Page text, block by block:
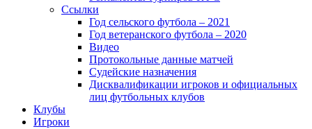
Ссылки
Год сельского футбола – 2021
Год ветеранского футбола – 2020
Видео
Протокольные данные матчей
Судейские назначения
Дисквалификации игроков и официальных
лиц футбольных клубов
Клубы
Игроки